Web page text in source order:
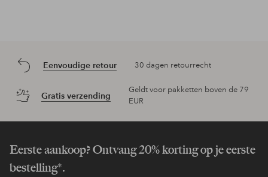
Eenvoudige retour 30 dagen retourrecht
Gratis verzending
Geldt voor pakketten boven de 79
EUR
Eerste aankoop? Ontvang 20% korting op je eerste
bestelling*.